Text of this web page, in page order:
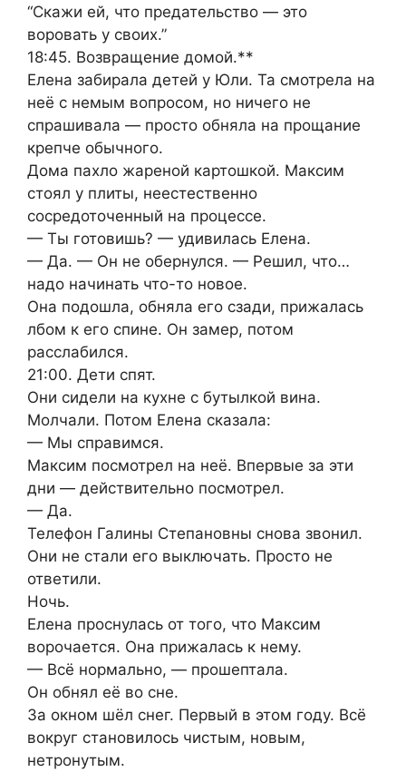
“Скажи ей, что предательство — это
воровать у своих.”
18:45. Возвращение домой.**
Елена забирала детей у Юли. Та смотрела на
неё с немым вопросом, но ничего не
спрашивала — просто обняла на прощание
крепче обычного.
Дома пахло жареной картошкой. Максим
стоял у плиты, неестественно
сосредоточенный на процессе.
— Ты готовишь? — удивилась Елена.
— Да. — Он не обернулся. — Решил, что…
надо начинать что-то новое.
Она подошла, обняла его сзади, прижалась
лбом к его спине. Он замер, потом
расслабился.
21:00. Дети спят.
Они сидели на кухне с бутылкой вина.
Молчали. Потом Елена сказала:
— Мы справимся.
Максим посмотрел на неё. Впервые за эти
дни — действительно посмотрел.
— Да.
Телефон Галины Степановны снова звонил.
Они не стали его выключать. Просто не
ответили.
Ночь.
Елена проснулась от того, что Максим
ворочается. Она прижалась к нему.
— Всё нормально, — прошептала.
Он обнял её во сне.
За окном шёл снег. Первый в этом году. Всё
вокруг становилось чистым, новым,
нетронутым.